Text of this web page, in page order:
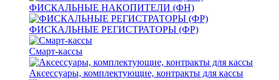
ФИСКАЛЬНЫЕ НАКОПИТЕЛИ (ФН)
ФИСКАЛЬНЫЕ РЕГИСТРАТОРЫ (ФР)
Смарт-кассы
Аксессуары, комплектующие, контракты для кассы